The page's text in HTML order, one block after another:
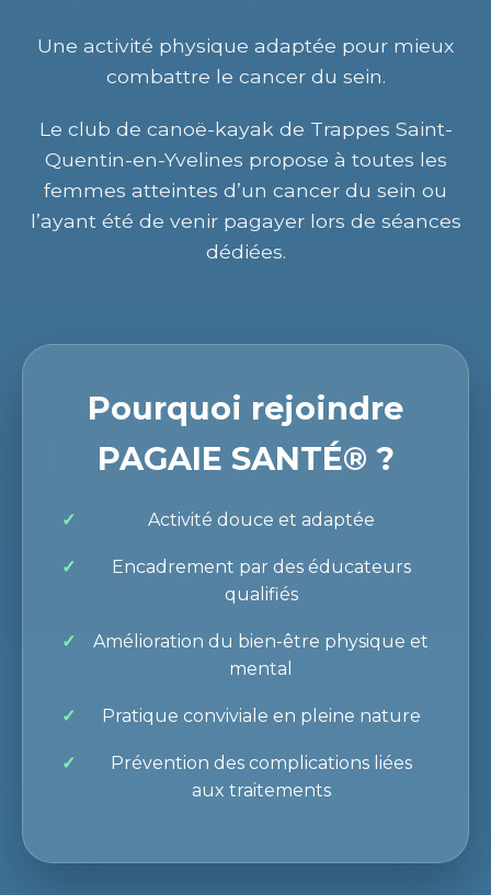
Une activité physique adaptée pour mieux
combattre le cancer du sein.
Le club de canoë-kayak de Trappes Saint-
Quentin-en-Yvelines propose à toutes les
femmes atteintes d’un cancer du sein ou
l’ayant été de venir pagayer lors de séances
dédiées.
Pourquoi rejoindre
PAGAIE SANTÉ® ?
Activité douce et adaptée
Encadrement par des éducateurs
qualifiés
Amélioration du bien-être physique et
mental
Pratique conviviale en pleine nature
Prévention des complications liées
aux traitements